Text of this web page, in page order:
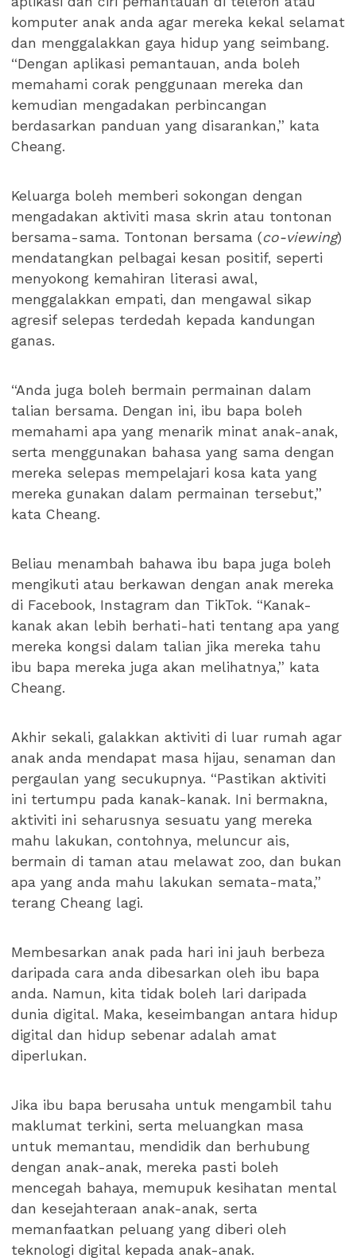
komputer anak anda agar mereka kekal selamat
dan menggalakkan gaya hidup yang seimbang.
“Dengan aplikasi pemantauan, anda boleh
memahami corak penggunaan mereka dan
kemudian mengadakan perbincangan
berdasarkan panduan yang disarankan,” kata
Cheang.
Keluarga boleh memberi sokongan dengan
mengadakan aktiviti masa skrin atau tontonan
bersama-sama. Tontonan bersama (co-viewing)
mendatangkan pelbagai kesan positif, seperti
menyokong kemahiran literasi awal,
menggalakkan empati, dan mengawal sikap
agresif selepas terdedah kepada kandungan
ganas.
“Anda juga boleh bermain permainan dalam
talian bersama. Dengan ini, ibu bapa boleh
memahami apa yang menarik minat anak-anak,
serta menggunakan bahasa yang sama dengan
mereka selepas mempelajari kosa kata yang
mereka gunakan dalam permainan tersebut,”
kata Cheang.
Beliau menambah bahawa ibu bapa juga boleh
mengikuti atau berkawan dengan anak mereka
di Facebook, Instagram dan TikTok. “Kanak-
kanak akan lebih berhati-hati tentang apa yang
mereka kongsi dalam talian jika mereka tahu
ibu bapa mereka juga akan melihatnya,” kata
Cheang.
Akhir sekali, galakkan aktiviti di luar rumah agar
anak anda mendapat masa hijau, senaman dan
pergaulan yang secukupnya. “Pastikan aktiviti
ini tertumpu pada kanak-kanak. Ini bermakna,
aktiviti ini seharusnya sesuatu yang mereka
mahu lakukan, contohnya, meluncur ais,
bermain di taman atau melawat zoo, dan bukan
apa yang anda mahu lakukan semata-mata,”
terang Cheang lagi.
Membesarkan anak pada hari ini jauh berbeza
daripada cara anda dibesarkan oleh ibu bapa
anda. Namun, kita tidak boleh lari daripada
dunia digital. Maka, keseimbangan antara hidup
digital dan hidup sebenar adalah amat
diperlukan.
Jika ibu bapa berusaha untuk mengambil tahu
maklumat terkini, serta meluangkan masa
untuk memantau, mendidik dan berhubung
dengan anak-anak, mereka pasti boleh
mencegah bahaya, memupuk kesihatan mental
dan kesejahteraan anak-anak, serta
memanfaatkan peluang yang diberi oleh
teknologi digital kepada anak-anak.